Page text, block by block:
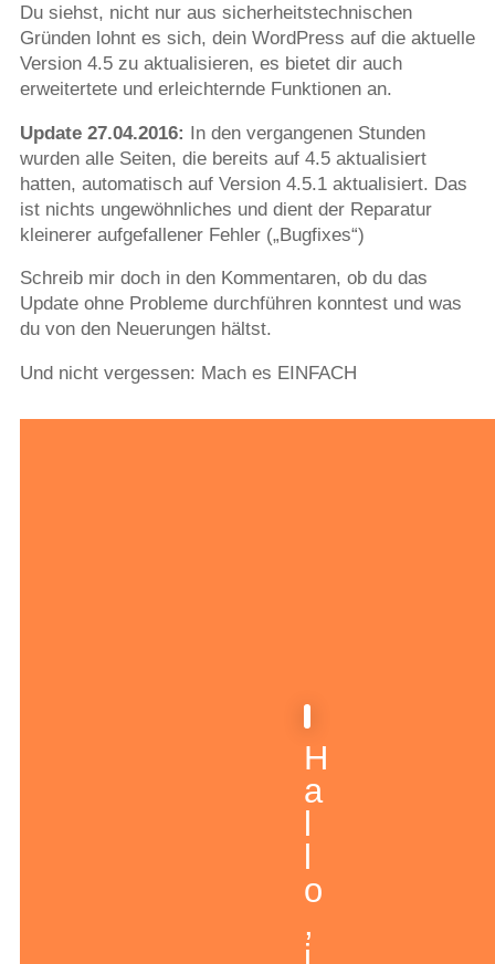
Du siehst, nicht nur aus sicherheitstechnischen
Gründen lohnt es sich, dein WordPress auf die aktuelle
Version 4.5 zu aktualisieren, es bietet dir auch
erweitertete und erleichternde Funktionen an.
Update 27.04.2016: In den vergangenen Stunden
wurden alle Seiten, die bereits auf 4.5 aktualisiert
hatten, automatisch auf Version 4.5.1 aktualisiert. Das
ist nichts ungewöhnliches und dient der Reparatur
kleinerer aufgefallener Fehler („Bugfixes“)
Schreib mir doch in den Kommentaren, ob du das
Update ohne Probleme durchführen konntest und was
du von den Neuerungen hältst.
Und nicht vergessen: Mach es EINFACH
H
a
l
l
o
,